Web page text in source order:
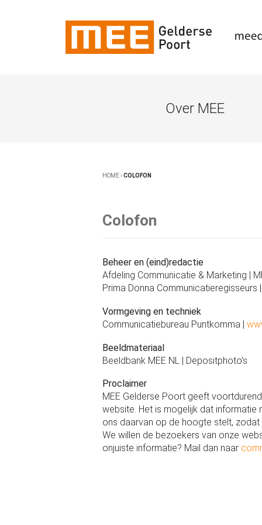
Over MEE
HOME›COLOFON
Colofon
Beheer en (eind)redactie
Afdeling Communicatie & Marketing |
Prima Donna Communicatieregisseurs |
Vormgeving en techniek
Communicatiebureau Puntkomma |
Beeldmateriaal
Beeldbank MEE NL | Depositphoto’s
Proclaimer
MEE Gelderse Poort geeft
website. Het is mogelijk dat informatie
ons daarvan op de hoogte stelt,
We willen de bezoekers van onze
onjuiste informatie? Mail dan naar